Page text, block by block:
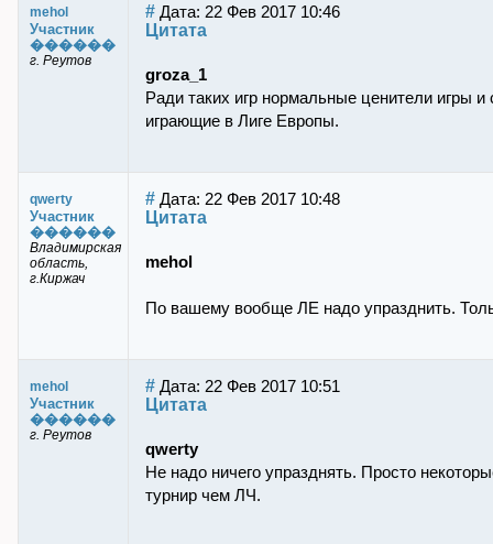
mehol
Участник
������
г. Реутов
# Дата: 22 Фев 2017 10:46
Цитата
groza_1
Ради таких игр нормальные ценители игры
играющие в Лиге Европы.
qwerty
Участник
������
Владимирская
область,
г.Киржач
# Дата: 22 Фев 2017 10:48
Цитата
mehol
По вашему вообще ЛЕ надо упразднить.
mehol
Участник
������
г. Реутов
# Дата: 22 Фев 2017 10:51
Цитата
qwerty
Не надо ничего упразднять. Просто
турнир чем ЛЧ.